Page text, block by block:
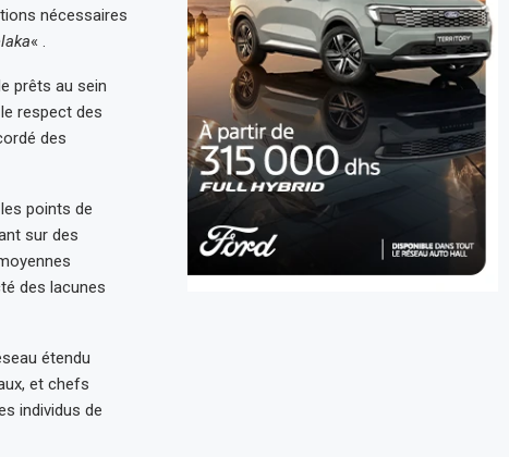
nécessaires
« .
prêts au sein
respect des
des
points de
sur des
des lacunes
étendu
et chefs
individus de